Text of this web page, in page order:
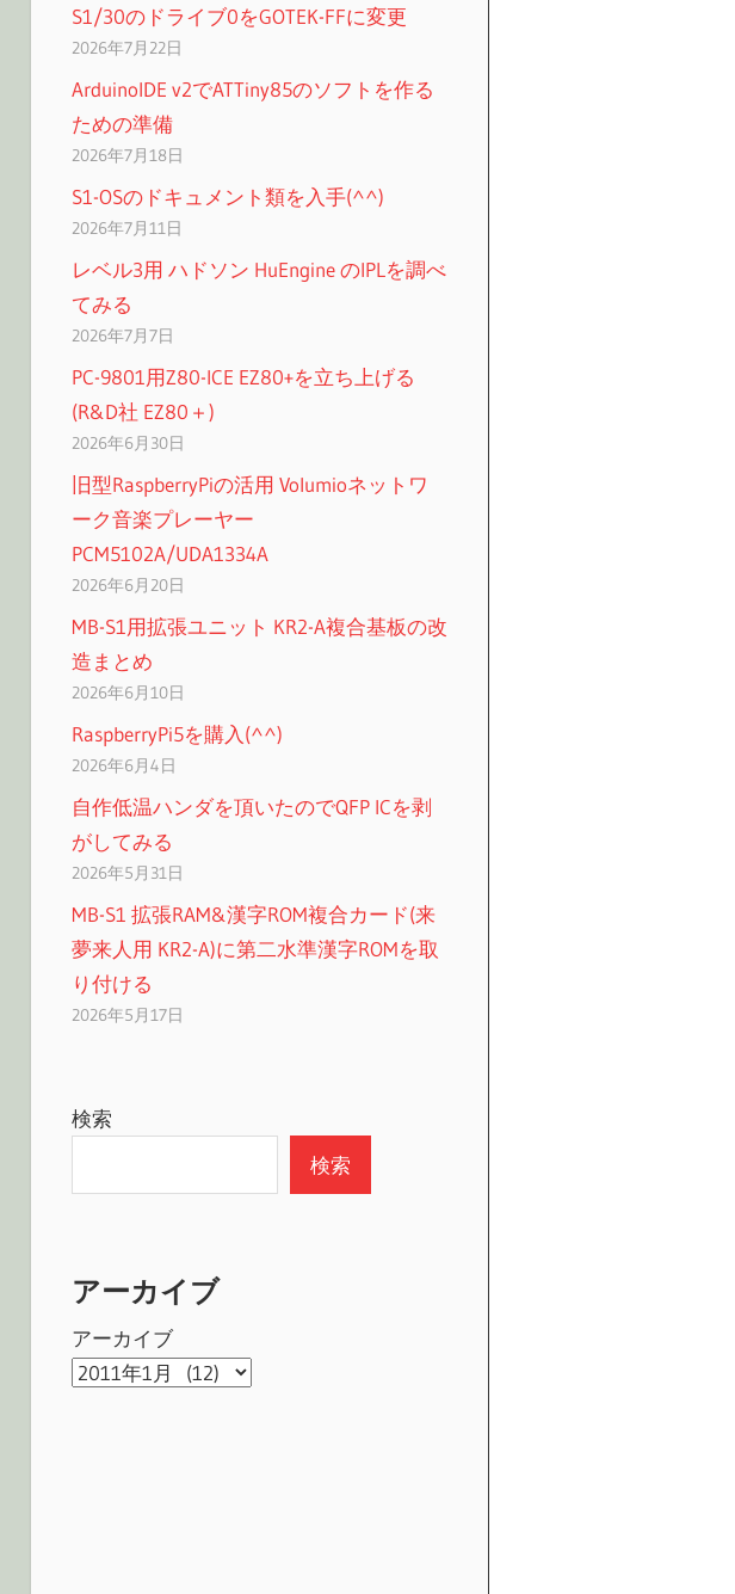
S1/30のドライブ0をGOTEK-FFに変更
2026年7月22日
ArduinoIDE v2でATTiny85のソフトを作る
ための準備
2026年7月18日
S1-OSのドキュメント類を入手(^^)
2026年7月11日
レベル3用 ハドソン HuEngine のIPLを調べ
てみる
2026年7月7日
PC-9801用Z80-ICE EZ80+を立ち上げる
(R&D社 EZ80＋)
2026年6月30日
旧型RaspberryPiの活用 Volumioネットワ
ーク音楽プレーヤー
PCM5102A/UDA1334A
2026年6月20日
MB-S1用拡張ユニット KR2-A複合基板の改
造まとめ
2026年6月10日
RaspberryPi5を購入(^^)
2026年6月4日
自作低温ハンダを頂いたのでQFP ICを剥
がしてみる
2026年5月31日
MB-S1 拡張RAM&漢字ROM複合カード(来
夢来人用 KR2-A)に第二水準漢字ROMを取
り付ける
2026年5月17日
検索
検索
アーカイブ
アーカイブ